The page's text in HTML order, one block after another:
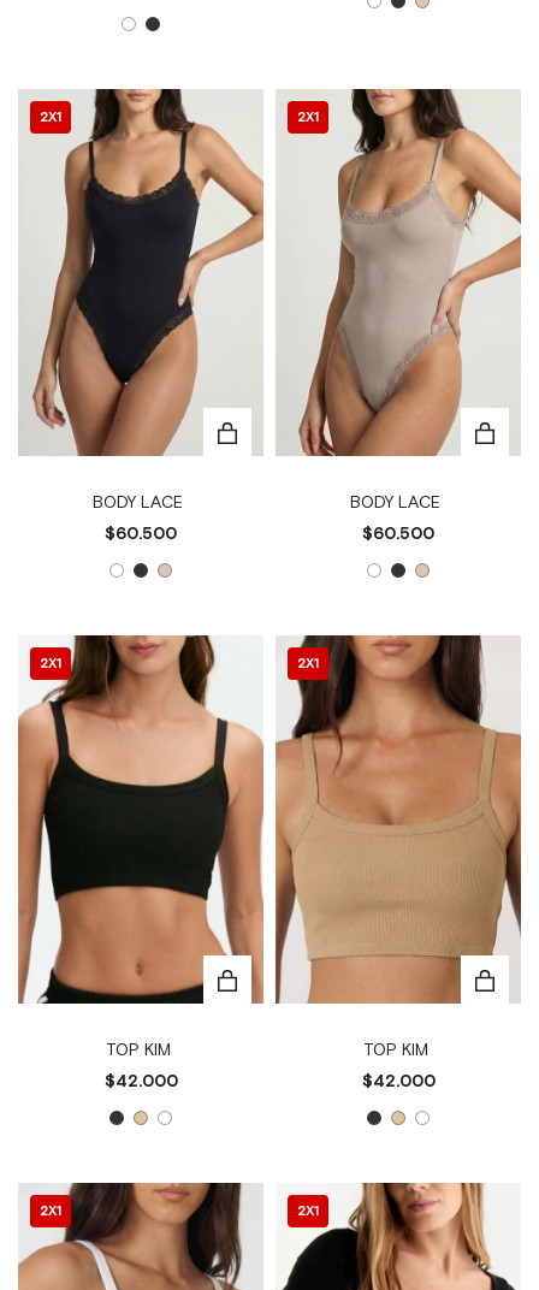
2X1
BODY LACE
$60.500
2X1
BODY LACE
$60.500
2X1
TOP KIM
$42.000
2X1
TOP KIM
$42.000
2X1 2X1